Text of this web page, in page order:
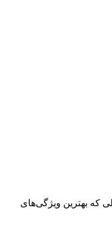
به ارمغان می‌آورد، در حالی که بهترین ویژگی‌های